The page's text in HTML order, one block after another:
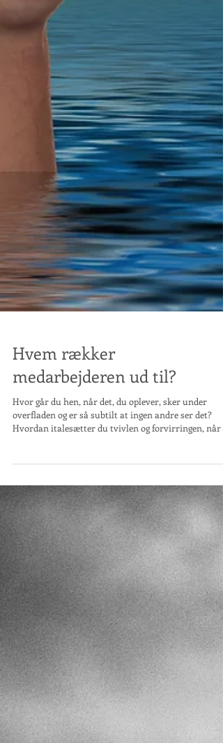
Hvem rækker
medarbejderen ud til?
udsættes for manipulation og psykisk vold på
arbejdspladsen? Hvilke reelle muligheder er der
egentlig? 1 april 2019 blev psykisk vold kriminaliseret.
En meget vigtig anerkendelse af, hvor svært det kan
være at række ud i forbindelse med psykisk vold i
parforholdet, og at følgevirkningerne ofte er mere
skadelige end andre